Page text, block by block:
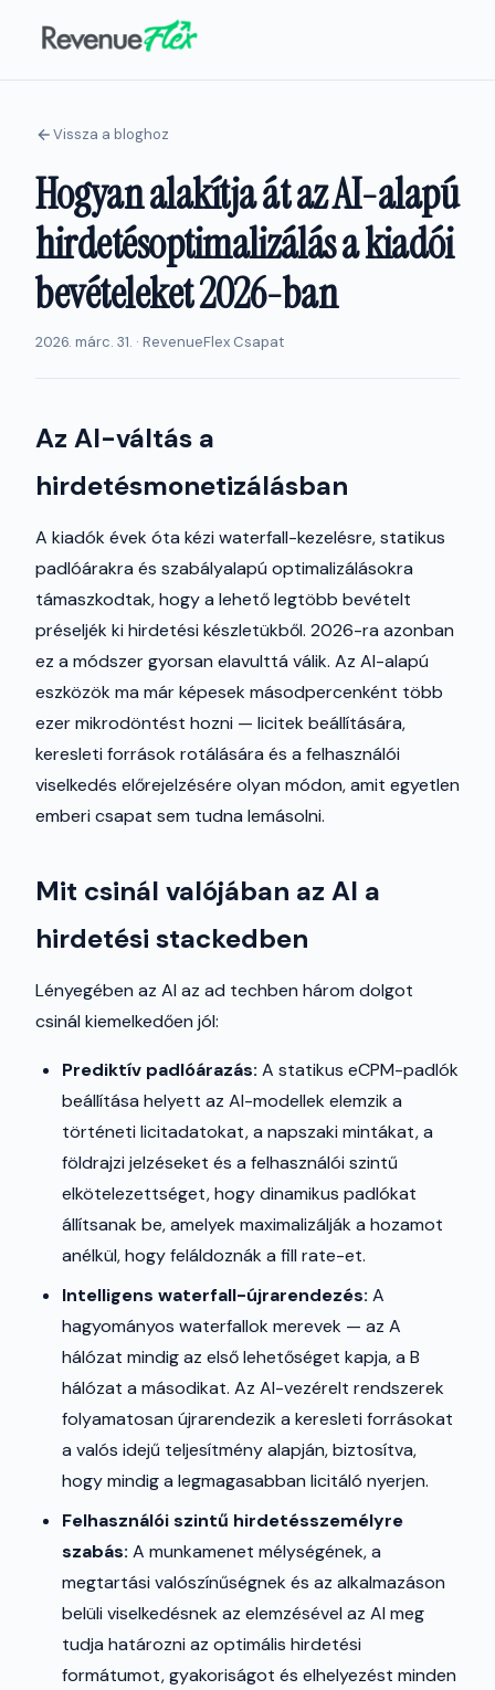
Vissza a bloghoz
Hogyan alakítja át az AI-alapú
hirdetésoptimalizálás a kiadói
bevételeket 2026-ban
2026. márc. 31. · RevenueFlex Csapat
Az AI-váltás a
hirdetésmonetizálásban
A kiadók évek óta kézi waterfall-kezelésre, statikus
padlóárakra és szabályalapú optimalizálásokra
támaszkodtak, hogy a lehető legtöbb bevételt
préseljék ki hirdetési készletükből. 2026-ra azonban
ez a módszer gyorsan elavulttá válik. Az AI-alapú
eszközök ma már képesek másodpercenként több
ezer mikrodöntést hozni — licitek beállítására,
keresleti források rotálására és a felhasználói
viselkedés előrejelzésére olyan módon, amit egyetlen
emberi csapat sem tudna lemásolni.
Mit csinál valójában az AI a
hirdetési stackedben
Lényegében az AI az ad techben három dolgot
csinál kiemelkedően jól:
Prediktív padlóárazás: A statikus eCPM-padlók
beállítása helyett az AI-modellek elemzik a
történeti licitadatokat, a napszaki mintákat, a
földrajzi jelzéseket és a felhasználói szintű
elkötelezettséget, hogy dinamikus padlókat
állítsanak be, amelyek maximalizálják a hozamot
anélkül, hogy feláldoznák a fill rate-et.
Intelligens waterfall-újrarendezés: A
hagyományos waterfallok merevek — az A
hálózat mindig az első lehetőséget kapja, a B
hálózat a másodikat. Az AI-vezérelt rendszerek
folyamatosan újrarendezik a keresleti forrásokat
a valós idejű teljesítmény alapján, biztosítva,
hogy mindig a legmagasabban licitáló nyerjen.
Felhasználói szintű hirdetésszemélyre
szabás: A munkamenet mélységének, a
megtartási valószínűségnek és az alkalmazáson
belüli viselkedésnek az elemzésével az AI meg
tudja határozni az optimális hirdetési
formátumot, gyakoriságot és elhelyezést minden